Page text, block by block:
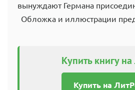
вынуждают Германа
Обложка и иллюстрации
Купить книгу на
Купить на